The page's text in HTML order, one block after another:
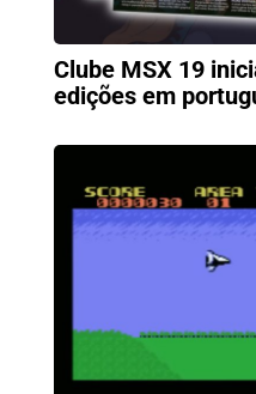
Clube MSX 19
edições em